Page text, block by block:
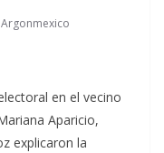
en el vecino
Aparicio,
explicaron la